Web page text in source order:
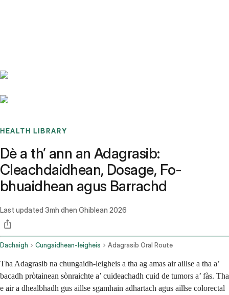
HEALTH LIBRARY
Dè a th’ ann an Adagrasib:
Cleachdaidhean, Dosage, Fo-
bhuaidhean agus Barrachd
Last updated 3mh dhen Ghiblean 2026
Dachaigh Cungaidhean-leigheis Adagrasib Oral Route
Tha Adagrasib na chungaidh-leigheis a tha ag amas air aillse a tha a’
bacadh pròtainean sònraichte a’ cuideachadh cuid de tumors a’ fàs. Tha
e air a dhealbhadh gus aillse sgamhain adhartach agus aillse colorectal